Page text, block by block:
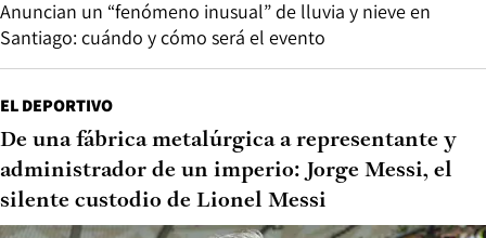
Anuncian un “fenómeno inusual” de lluvia y nieve en
Santiago: cuándo y cómo será el evento
EL DEPORTIVO
De una fábrica metalúrgica a representante y
administrador de un imperio: Jorge Messi, el
silente custodio de Lionel Messi